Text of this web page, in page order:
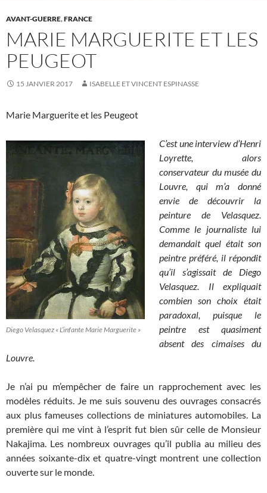
AVANT-GUERRE,FRANCE
MARIE MARGUERITE ET LES
PEUGEOT
15 JANVIER 2017 ISABELLE ET VINCENT ESPINASSE
Marie Marguerite et les Peugeot
Diego Velasquez « L’infante Marie Marguerite »
C’est une interview d’Henri
Loyrette, alors
conservateur du musée du
Louvre, qui m’a donné
envie de découvrir la
peinture de Velasquez.
Comme le journaliste lui
demandait quel était son
peintre préféré, il répondit
qu’il s’agissait de Diego
Velasquez. Il expliquait
combien son choix était
paradoxal, puisque le
peintre est quasiment
absent des cimaises du
Louvre.
Je n’ai pu m’empêcher de faire un rapprochement avec les
modèles réduits. Je me suis souvenu des ouvrages consacrés
aux plus fameuses collections de miniatures automobiles. La
première qui me vint à l’esprit fut bien sûr celle de Monsieur
Nakajima. Les nombreux ouvrages qu’il publia au milieu des
années soixante-dix et quatre-vingt montrent une collection
ouverte sur le monde.